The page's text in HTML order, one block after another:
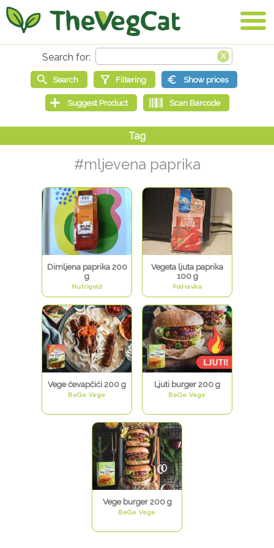
#mljevena paprika
Dimljena paprika 200
g
Nutrigold
Vegeta ljuta paprika
100 g
Podravka
Vege ćevapčići 200 g
BeGe Vege
Ljuti burger 200 g
BeGe Vege
Vege burger 200 g
BeGe Vege